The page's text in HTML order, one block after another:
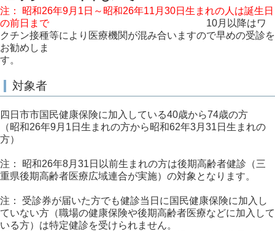
注： 昭和26年9月1日～昭和26年11月30日生まれの人は誕生日
の前日まで
10月以降はワ
クチン接種等により医療機関が混み合いますので早めの受診を
お勧めしま
す。
対象者
四日市市国民健康保険に加入している40歳から74歳の方
（昭和26年9月1日生まれの方から昭和62年3月31日生まれの
方）
注： 昭和26年8月31日以前生まれの方は後期高齢者健診（三
重県後期高齢者医療広域連合が実施）の対象となります。
注： 受診券が届いた方でも健診当日に国民健康保険に加入し
ていない方（職場の健康保険や後期高齢者医療などに加入して
いる方）は特定健診を受けられません。